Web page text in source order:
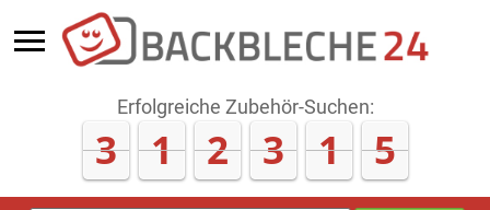
Erfolgreiche Zubehör-Suchen:
3 1 2 3 1 8